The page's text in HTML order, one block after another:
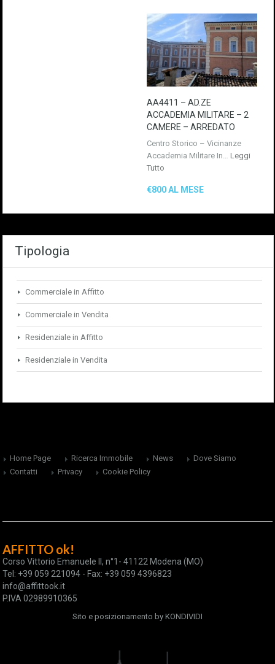
AA4411 – AD.ZE
ACCADEMIA MILITARE – 2
CAMERE – ARREDATO
Centro Storico – Vicinanze
Accademia Militare In… Leggi
Tutto
€800 AL MESE
Tipologia
Commerciale in Affitto
Commerciale in Vendita
Residenziale in Affitto
Residenziale in Vendita
Home Page Ricerca Immobile News
Dove Siamo
Contatti
Privacy Cookie Policy
AFFITTO ok!
Corso Vittorio Emanuele II, n°1- 41122 Modena (MO)
Tel: +39 059 221094 - Fax: +39 059 4396823
info@affittook.it
P.IVA 02989910365
Sito e posizionamento by KONDIVIDI